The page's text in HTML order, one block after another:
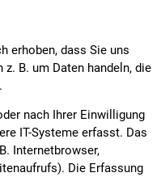
erhoben, dass Sie uns
B. um Daten handeln, die
nach Ihrer Einwilligung
IT-Systeme erfasst. Das
Internetbrowser,
Die Erfassung